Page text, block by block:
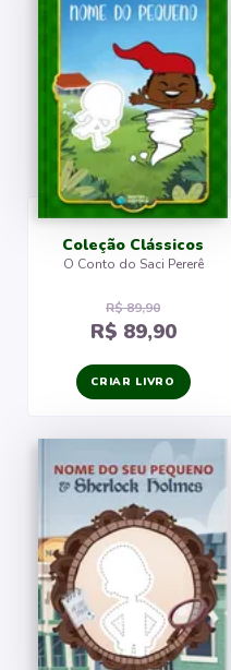
Coleção Clássicos
O Conto do Saci Pererê
R$ 89,90
R$ 89,90
CRIAR LIVRO